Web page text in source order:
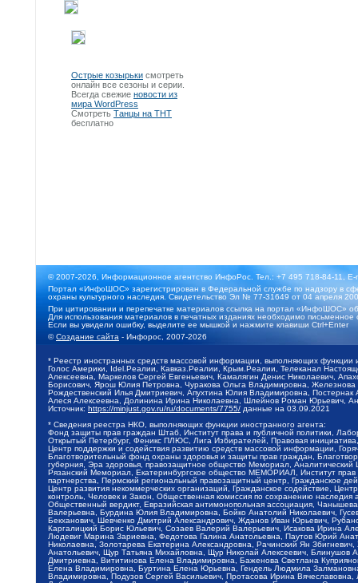
Острые козырьки смотреть
онлайн все сезоны и серии.
Всегда свежие новости из
мира WordPress
Смотреть Танцы на ТНТ
бесплатно
© 2007-2026, Информационное агентство ИнфоРос. Тел.: +7 495 718-84-11,
Портал «ИнфоШОС» зарегистрирован в Федеральной службе по надзору в
охраны культурного наследия. Свидетельство Эл № 77-31649 от 04 апреля
При цитировании и перепечатке материалов ссылка на портал «ИнфоШОС»
Для использования материалов в печатных изданиях необходимо письменное
Если вы увидели ошибку, выделите ее мышкой и нажмите клавиши Ctrl+Enter
©Создание сайта - Инфорос, 2007-2026
* Реестр иностранных средств массовой информации, выполняющих функции
Голос Америки, Idel.Реалии, Кавказ.Реалии, Крым.Реалии, Телеканал
Алексеевна, Маркелов Сергей Евгеньевич, Камалягин Денис Николаевич,
Борисович, Ярош Юлия Петровна, Чуракова Ольга Владимировна,
Рождественский Илья Дмитриевич, Апухтина Юлия Владимировна,
Алеся Алексеевна, Долинина Ирина Николаевна, Шлейнов Роман Юрьевич,
Источник: https://minjust.gov.ru/ru/documents/7755/ данные на 03.09.2021
* Сведения реестра НКО, выполняющих функции иностранного агента:
Фонд защиты прав граждан Штаб, Институт права и публичной политики,
Открытый Петербург, Феникс ПЛЮС, Лига Избирателей, Правовая
Центр поддержки и содействия развитию средств массовой информации,
Благотворительный фонд охраны здоровья и защиты прав граждан,
губерния, Эра здоровья, правозащитное общество Мемориал,
Рязанский Мемориал, Екатеринбургское общество МЕМОРИАЛ, Институт прав
партнерства, Пермский региональный правозащитный центр, Гражданское
Центр развития некоммерческих организаций, Гражданское содействие,
контроль, Человек и Закон, Общественная комиссия по сохранению
Общественный вердикт, Евразийская антимонопольная ассоциация,
Валерьевна, Бурдина Юлия Владимировна, Бойко Анатолий Николаевич,
Бекханович, Шевченко Дмитрий Александрович, Жданов Иван Юрьевич,
Каргалицкий Борис Юльевич, Созаев Валерий Валерьевич, Исакова Ирина
Людевиг Марина Зариевна, Федотова Галина Анатольевна, Паутов Юрий
Николаевна, Золотарева Екатерина Александровна, Рачинский Ян
Анатольевич, Щур Татьяна Михайловна, Щур Николай Алексеевич,
Дмитриевна, Вититинова Елена Владимировна, Баженова Светлана
Елена Владимировна, Буртина Елена Юрьевна, Гендель Людмила
Владимировна, Подузов Сергей Васильевич, Протасова Ирина